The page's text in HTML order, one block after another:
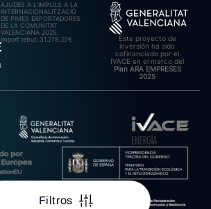
Filtros
AJUDES A L’IMPULS A LA
INTERNACIONALITZACIÓ
DE PIMES EXPORTADORES
DE LA COMUNITAT
VALENCIANA 2025.
Import rebut: 31.278,27€
Este proyecto de
inversión ha sido
cofinanciado por el
IVACE en el marco del
Plan ARA EMPRESES
2025